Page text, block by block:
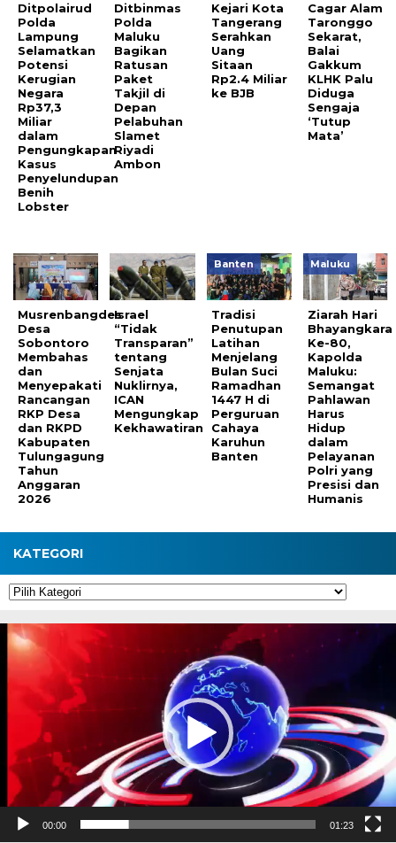
Ditpolairud
Polda
Lampung
Selamatkan
Potensi
Kerugian
Negara
Rp37,3
Miliar
dalam
Pengungkapan
Kasus
Penyelundupan
Benih
Lobster
Ditbinmas
Polda
Maluku
Bagikan
Ratusan
Paket
Takjil di
Depan
Pelabuhan
Slamet
Riyadi
Ambon
Kejari Kota
Tangerang
Serahkan
Uang
Sitaan
Rp2.4 Miliar
ke BJB
Cagar Alam
Taronggo
Sekarat,
Balai
Gakkum
KLHK Palu
Diduga
Sengaja
‘Tutup
Mata’
Musrenbangdes
Desa
Sobontoro
Membahas
dan
Menyepakati
Rancangan
RKP Desa
dan RKPD
Kabupaten
Tulungagung
Tahun
Anggaran
2026
Israel
“Tidak
Transparan”
tentang
Senjata
Nuklirnya,
ICAN
Mengungkap
Kekhawatiran
Banten
Tradisi
Penutupan
Latihan
Menjelang
Bulan Suci
Ramadhan
1447 H di
Perguruan
Cahaya
Karuhun
Banten
Maluku
Ziarah Hari
Bhayangkara
Ke-80,
Kapolda
Maluku:
Semangat
Pahlawan
Harus
Hidup
dalam
Pelayanan
Polri yang
Presisi dan
Humanis
KATEGORI
Kategori
Pemutar
Video
00:00 01:23